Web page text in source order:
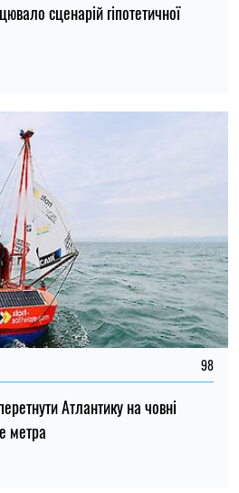
сценарій гіпотетичної
98
Атлантику на човні
метра